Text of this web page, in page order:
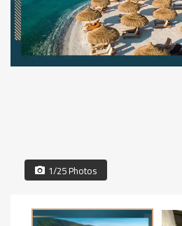
1/25 Photos